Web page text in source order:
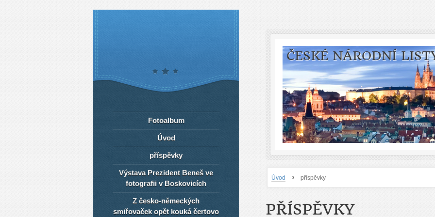
ČESKÉ NÁRODNÍ
Úvod › příspěvky
PŘÍSPĚVKY
Fotoalbum
Úvod
příspěvky
Výstava Prezident Beneš ve
fotografii v Boskovicích
Z česko-německých
smiřovaček opět kouká čertovo